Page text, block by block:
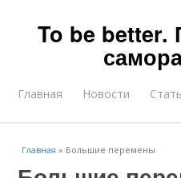
To be better.
Главная Новости
Главная » Большие перемены